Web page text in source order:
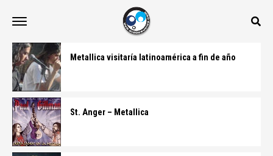
Metallica visitaría latinoamérica a fin de año
St. Anger – Metallica